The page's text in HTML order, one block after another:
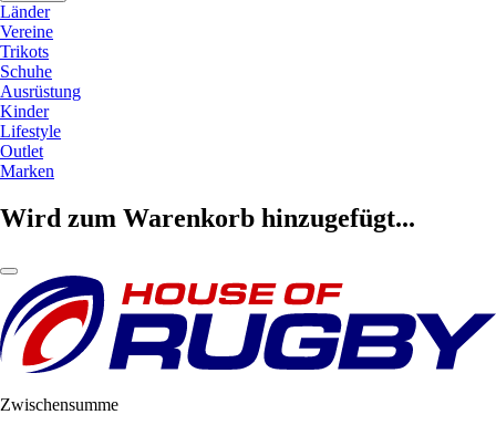
Länder
Vereine
Trikots
Schuhe
Ausrüstung
Kinder
Lifestyle
Outlet
Marken
Wird zum Warenkorb hinzugefügt...
Zwischensumme